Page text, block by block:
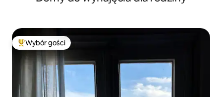
Najpopularniejsze z kategorii Wybór gości
Wybór gości